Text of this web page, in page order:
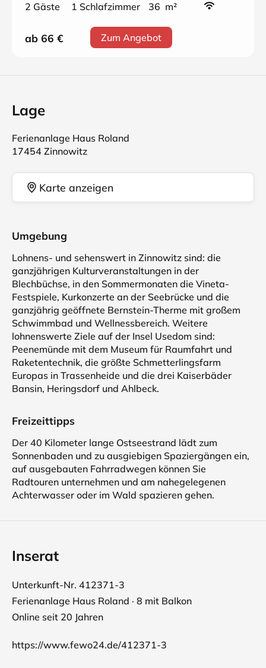
2 Gäste
1 Schlafzimmer 36 m²
ab 66 € Zum Angebot
Lage
Ferienanlage Haus Roland
17454 Zinnowitz
Karte anzeigen
Umgebung
Lohnens- und sehenswert in Zinnowitz sind: die
ganzjährigen Kulturveranstaltungen in der
Blechbüchse, in den Sommermonaten die Vineta-
Festspiele, Kurkonzerte an der Seebrücke und die
ganzjährig geöffnete Bernstein-Therme mit großem
Schwimmbad und Wellnessbereich. Weitere
lohnenswerte Ziele auf der Insel Usedom sind:
Peenemünde mit dem Museum für Raumfahrt und
Raketentechnik, die größte Schmetterlingsfarm
Europas in Trassenheide und die drei Kaiserbäder
Bansin, Heringsdorf und Ahlbeck.
Freizeittipps
Der 40 Kilometer lange Ostseestrand lädt zum
Sonnenbaden und zu ausgiebigen Spaziergängen ein,
auf ausgebauten Fahrradwegen können Sie
Radtouren unternehmen und am nahegelegenen
Achterwasser oder im Wald spazieren gehen.
Inserat
Unterkunft-Nr. 412371-3
Ferienanlage Haus Roland · 8 mit Balkon
Online seit 20 Jahren
https://www.fewo24.de/412371-3